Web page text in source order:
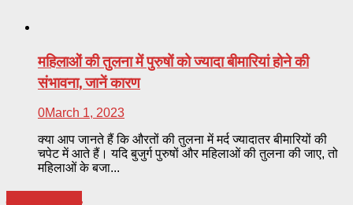
महिलाओं की तुलना में पुरुषों को ज्यादा बीमारियां होने की
संभावना, जानें कारण
0March 1, 2023
क्या आप जानते हैं कि औरतों की तुलना में मर्द ज्यादातर बीमारियों की
चपेट में आते हैं। यदि बुजुर्ग पुरुषों और महिलाओं की तुलना की जाए, तो
महिलाओं के बजा...